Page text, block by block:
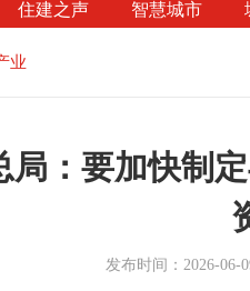
住建之声 智慧城市
业
局：要加快制
发布时间：2026-06-